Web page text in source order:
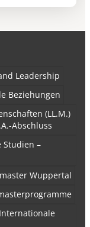
Leadership
Beziehungen
(LL.M.)
Abschluss
–
Wuppertal